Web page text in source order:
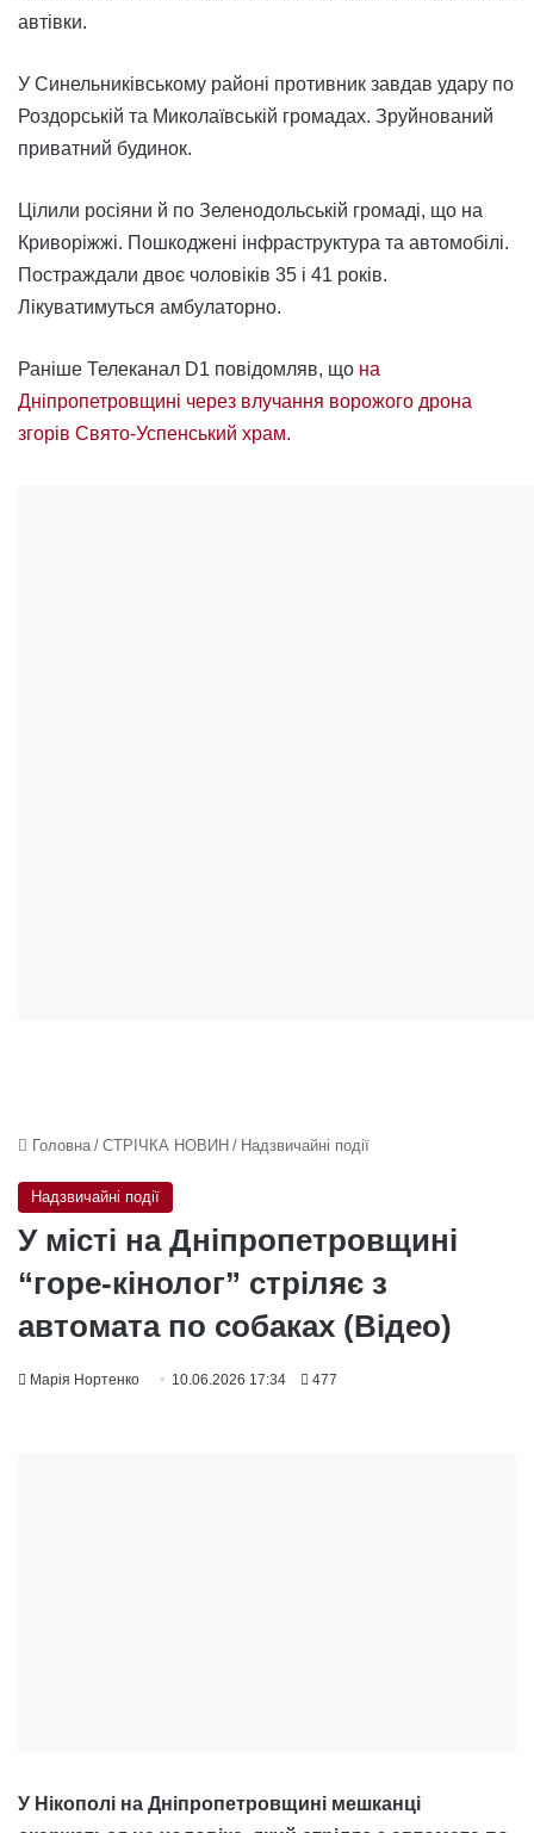
автівки.
У Синельниківському районі противник завдав удару по
Роздорській та Миколаївській громадах. Зруйнований
приватний будинок.
Цілили росіяни й по Зеленодольській громаді, що на
Криворіжжі. Пошкоджені інфраструктура та автомобілі.
Постраждали двоє чоловіків 35 і 41 років.
Лікуватимуться амбулаторно.
Раніше Телеканал D1 повідомляв, що на
Дніпропетровщині через влучання ворожого дрона
згорів Свято-Успенський храм.